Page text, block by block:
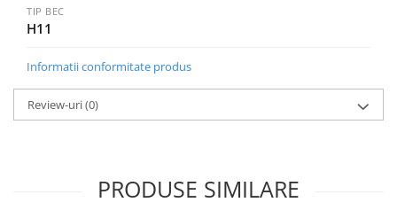
TIP BEC
H11
Informatii conformitate produs
Review-uri(0)
PRODUSE SIMILARE